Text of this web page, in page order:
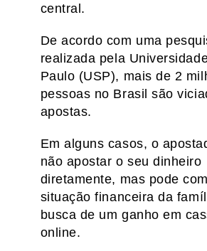
central.
De acordo com uma
realizada pela
Paulo (USP), mais de 2
pessoas no Brasil são
apostas.
Em alguns casos, o
não apostar o seu dinheiro
diretamente, mas pode
situação financeira da
busca de um ganho em
online.